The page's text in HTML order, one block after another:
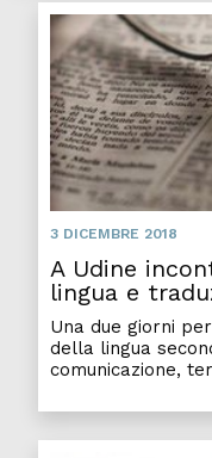
3 DICEMBRE 2018
A Udine
lingua e
Una due giorni
della lingua
comunicazione,